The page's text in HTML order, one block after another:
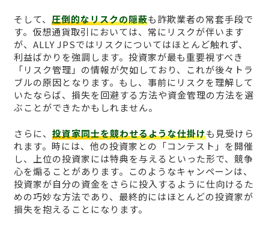
そして、 圧倒的なリスクの隠蔽も詐欺業者の常套手段で
す。仮想通貨取引においては、常にリスクが伴います
が、ALLY JPSではリスクについてはほとんど触れず、
利益ばかりを強調します。投資家が最も重要視すべき
「リスク管理」の情報が欠如しており、これが後々トラ
ブルの原因となります。もし、事前にリスクを理解して
いたならば、損失を回避する方法や資金管理の方法を選
ぶことができたかもしれません。
さらに、 投資家同士を競わせるような仕掛けも見受けら
れます。時には、他の投資家との「コンテスト」を開催
し、上位の投資家には特典を与えるといった形で、競争
心を煽ることがあります。このようなキャンペーンは、
投資家が自分の資金をさらに投入するように仕向けるた
めの巧妙な方法であり、最終的にはほとんどの投資家が
損失を抱えることになります。